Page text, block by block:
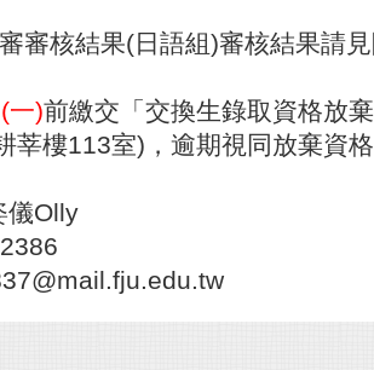
審核結果(日語組)審核結果請
一)前繳交「交換生錄取資格放
莘樓113室)，逾期視同放棄資
儀Olly